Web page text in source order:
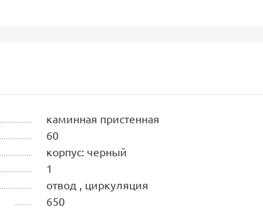
каминная пристенная
60
корпус: черный
1
отвод , циркуляция
650